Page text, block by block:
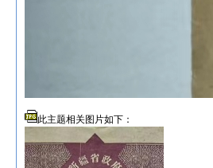
此主题相关图片如下：